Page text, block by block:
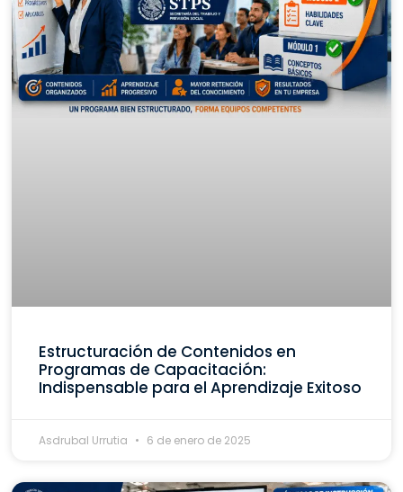
Estructuración de Contenidos en
Programas de Capacitación:
Indispensable para el Aprendizaje Exitoso
Asdrubal Urrutia 6 de enero de 2025